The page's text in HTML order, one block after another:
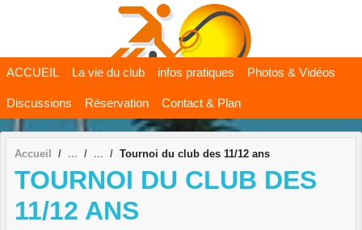
ACCUEIL La vie du club infos pratiques Photos & Vidéos
Discussions Réservation Contact & Plan
Accueil Tournoi du club des 11/12 ans
TOURNOI DU CLUB DES
11/12 ANS